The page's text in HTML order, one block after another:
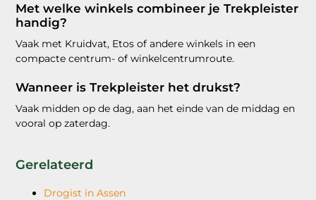
Met welke winkels combineer je Trekpleister
handig?
Vaak met Kruidvat, Etos of andere winkels in een
compacte centrum- of winkelcentrumroute.
Wanneer is Trekpleister het drukst?
Vaak midden op de dag, aan het einde van de middag en
vooral op zaterdag.
Gerelateerd
Drogist in Assen